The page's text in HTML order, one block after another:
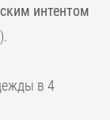
интентом
в 4